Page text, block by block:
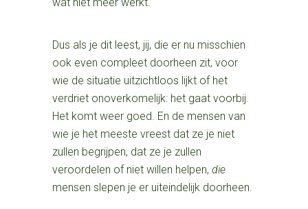
wat niet meer werkt.
Dus als je dit leest, jij, die er nu misschien
ook even compleet doorheen zit, voor
wie de situatie uitzichtloos lijkt of het
verdriet onoverkomelijk: het gaat voorbij.
Het komt weer goed. En de mensen van
wie je het meeste vreest dat ze je niet
zullen begrijpen, dat ze je zullen
veroordelen of niet willen helpen, die
mensen slepen je er uiteindelijk doorheen.